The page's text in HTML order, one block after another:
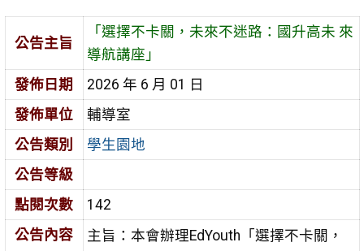
公告主旨
「選擇不卡關，未來不迷路：國升高未 來
導航講座」
發佈日期
2026 年 6 月 01 日
發佈單位
輔導室
公告類別
學生園地
公告等級
點閱次數
142
公告內容
主旨：本會辦理EdYouth「選擇不卡關，